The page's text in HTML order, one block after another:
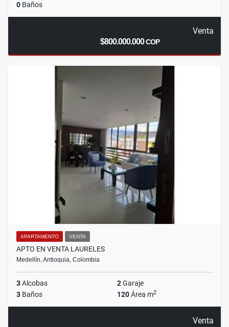
0 Baños
Venta
$800.000.000COP
APARTAMENTO VENTA
APTO EN VENTA LAURELES
Medellín, Antioquia, Colombia
3Alcobas 2Garaje
3 Baños 120Área m2
Venta